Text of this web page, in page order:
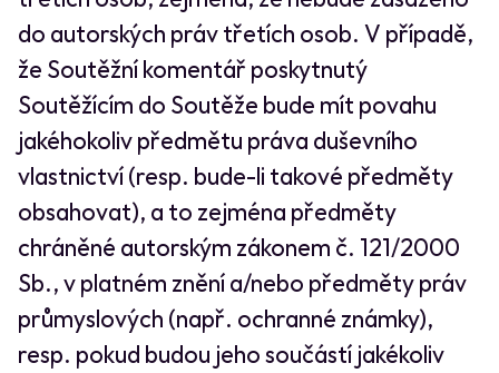
do autorských práv třetích osob. V případě,
že Soutěžní komentář poskytnutý
Soutěžícím do Soutěže bude mít povahu
jakéhokoliv předmětu práva duševního
vlastnictví (resp. bude-li takové předměty
obsahovat), a to zejména předměty
chráněné autorským zákonem č. 121/2000
Sb., v platném znění a/nebo předměty práv
průmyslových (např. ochranné známky),
resp. pokud budou jeho součástí jakékoliv